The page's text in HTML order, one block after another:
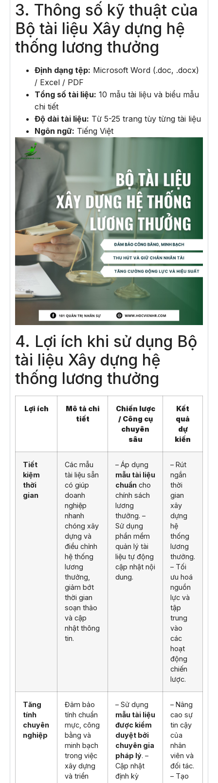
3. Thông số kỹ thuật của
Bộ tài liệu Xây dựng hệ
thống lương thưởng
Định dạng tệp: Microsoft Word (.doc, .docx)
/ Excel / PDF
Tổng số tài liệu: 10 mẫu tài liệu và biểu mẫu
chi tiết
Độ dài tài liệu: Từ 5-25 trang tùy từng tài liệu
Ngôn ngữ: Tiếng Việt
4. Lợi ích khi sử dụng Bộ
tài liệu Xây dựng hệ
thống lương thưởng
Lợi ích
Mô tả chi
tiết
Chiến lược
/ Công cụ
chuyên
sâu
Kết
quả
dự
kiến
Tiết
kiệm
thời
gian
Các mẫu
tài liệu sẵn
có giúp
doanh
nghiệp
nhanh
chóng xây
dựng và
điều chỉnh
hệ thống
lương
thưởng,
giảm bớt
thời gian
soạn thảo
và cập
nhật thông
tin.
– Áp dụng
mẫu tài liệu
chuẩn cho
chính sách
lương
thưởng. –
Sử dụng
phần mềm
quản lý tài
liệu tự động
cập nhật nội
dung.
– Rút
ngắn
thời
gian
xây
dựng
hệ
thống
lương
thưởng.
– Tối
ưu hoá
nguồn
lực và
tập
trung
vào
các
hoạt
động
chiến
lược.
Tăng
tính
chuyên
nghiệp
Đảm bảo
tính chuẩn
mực, công
bằng và
minh bạch
trong việc
xây dựng
và triển
– Sử dụng
mẫu tài liệu
được kiểm
duyệt bởi
chuyên gia
pháp lý. –
Cập nhật
định kỳ
– Nâng
cao sự
tin cậy
của
nhân
viên và
đối tác.
– Tạo